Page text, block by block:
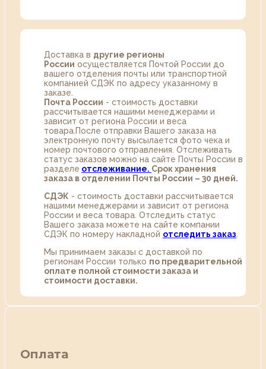
Доставка в другие регионы
России осуществляется Почтой России до
вашего отделения почты или транспортной
компанией СДЭК по адресу указанному в
заказе.
Почта России - стоимость доставки
рассчитывается нашими менеджерами и
зависит от региона России и веса
товара.После отправки Вашего заказа на
электронную почту высылается фото чека и
номер почтового отправления. Отслеживать
статус заказов можно на сайте Почты России в
разделе oтслеживание. Срок хранения
заказа в отделении Почты России – 30 дней.
СДЭК - стоимость доставки рассчитывается
нашими менеджерами и зависит от региона
России и веса товара. Отследить статус
Вашего заказа можете на сайте компании
СДЭК по номеру накладной отследить заказ
Мы принимаем заказы с доставкой по
регионам России только по предварительной
оплате полной стоимости заказа и
стоимости доставки.
Оплата